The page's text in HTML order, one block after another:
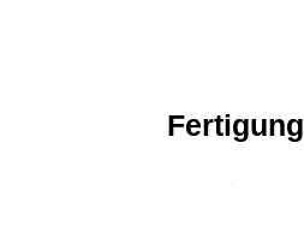
Fertigung
.